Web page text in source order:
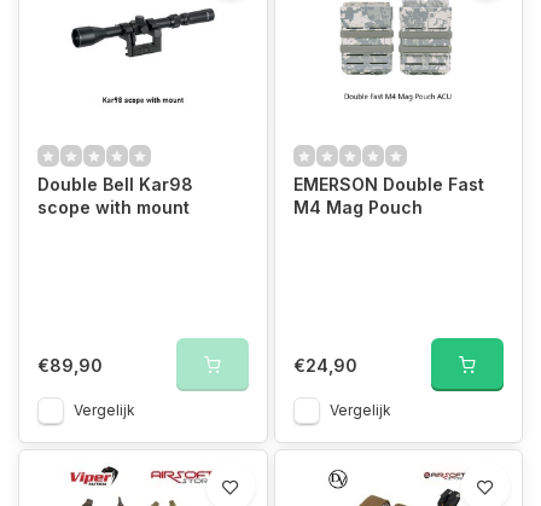
Double Bell Kar98
scope with mount
€89,90
Vergelijk
EMERSON Double Fast
M4 Mag Pouch
€24,90
Vergelijk